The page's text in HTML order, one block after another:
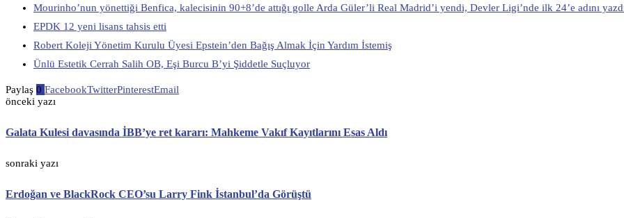
Mourinho’nun yönettiği Benfica, kalecisinin 90+8’de attığı golle Arda Güler’li Real Madrid’i yendi, Devler Ligi’nde ilk 24’e adını
EPDK 12 yeni lisans tahsis etti
Robert Koleji Yönetim Kurulu Üyesi Epstein’den Bağış Almak İçin Yardım İstemiş
Ünlü Estetik Cerrah Salih OB, Eşi Burcu B’yi Şiddetle Suçluyor
Paylaş 0 FacebookTwitterPinterestEmail
önceki yazı
Galata Kulesi davasında İBB’ye ret kararı: Mahkeme Vakıf Kayıtlarını Esas Aldı
sonraki yazı
Erdoğan ve BlackRock CEO’su Larry Fink İstanbul’da Görüştü